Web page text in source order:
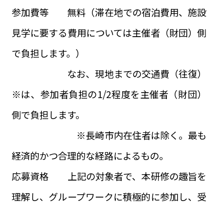
参加費等 無料（滞在地での宿泊費用、施設
見学に要する費用については主催者（財団）側
で負担します。）
なお、現地までの交通費（往復）
※は、参加者負担の1/2程度を主催者（財団）
側で負担します。
※長崎市内在住者は除く。最も
経済的かつ合理的な経路によるもの。
応募資格 上記の対象者で、本研修の趣旨を
理解し、グループワークに積極的に参加し、受